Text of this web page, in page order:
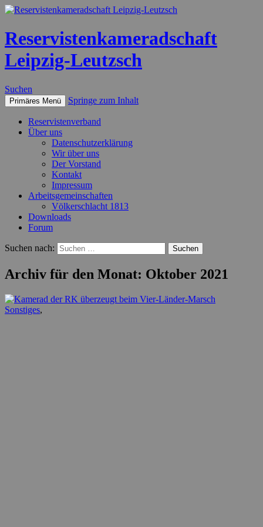
Reservistenkameradschaft
Leipzig-Leutzsch
Suchen
Primäres Menü Springe zum Inhalt
Reservistenverband
Über uns
Datenschutzerklärung
Wir über uns
Der Vorstand
Kontakt
Impressum
Arbeitsgemeinschaften
Völkerschlacht 1813
Downloads
Forum
Suchen nach:
Archiv für den Monat: Oktober 2021
Sonstiges,